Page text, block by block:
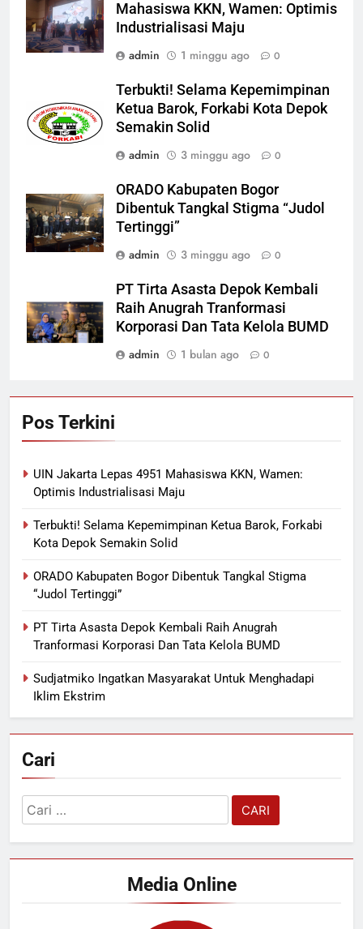
Mahasiswa KKN, Wamen: Optimis
Industrialisasi Maju
admin
1 minggu ago 0
Terbukti! Selama Kepemimpinan
Ketua Barok, Forkabi Kota Depok
Semakin Solid
admin
3 minggu ago 0
ORADO Kabupaten Bogor
Dibentuk Tangkal Stigma “Judol
Tertinggi”
admin
3 minggu ago 0
PT Tirta Asasta Depok Kembali
Raih Anugrah Tranformasi
Korporasi Dan Tata Kelola BUMD
admin
1 bulan ago 0
Pos Terkini
UIN Jakarta Lepas 4951 Mahasiswa KKN, Wamen:
Optimis Industrialisasi Maju
Terbukti! Selama Kepemimpinan Ketua Barok, Forkabi
Kota Depok Semakin Solid
ORADO Kabupaten Bogor Dibentuk Tangkal Stigma
“Judol Tertinggi”
PT Tirta Asasta Depok Kembali Raih Anugrah
Tranformasi Korporasi Dan Tata Kelola BUMD
Sudjatmiko Ingatkan Masyarakat Untuk Menghadapi
Iklim Ekstrim
Cari
Cari
untuk:
Media Online